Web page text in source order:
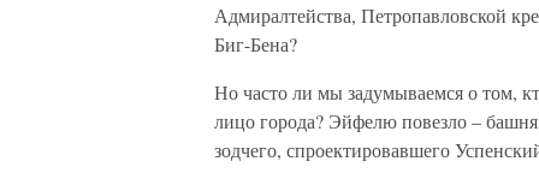
Адмиралтейства, Петропавловской
Биг-Бена?
Но часто ли мы задумываемся о том,
лицо города? Эйфелю повезло –
зодчего, спроектировавшего